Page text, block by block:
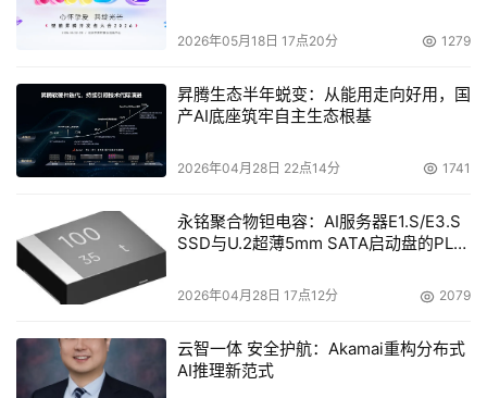
2026年05月18日 17点20分 1279
昇腾生态半年蜕变：从能用走向好用，国
产AI底座筑牢自主生态根基
2026年04月28日 22点14分 1741
永铭聚合物钽电容：AI服务器E1.S/E3.S
SSD与U.2超薄5mm SATA启动盘的PLP
2026年04月28日 17点12分 2079
云智一体 安全护航：Akamai重构分布式
AI推理新范式